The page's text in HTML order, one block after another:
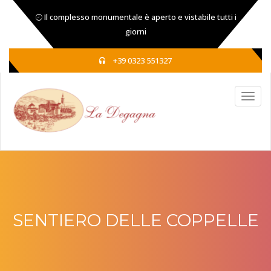
Il complesso monumentale è aperto e vistabile tutti i
giorni
+39 0323 551327
SENTIERO DELLE COPPELLE